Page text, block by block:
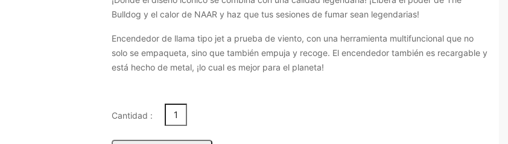
Bulldog y el calor de NAAR y haz que tus sesiones de fumar sean legendarias!
Encendedor de llama tipo jet a prueba de viento, con una herramienta multifuncional que no
solo se empaqueta, sino que también empuja y recoge. El encendedor también es recargable y
está hecho de metal, ¡lo cual es mejor para el planeta!
Cantidad :